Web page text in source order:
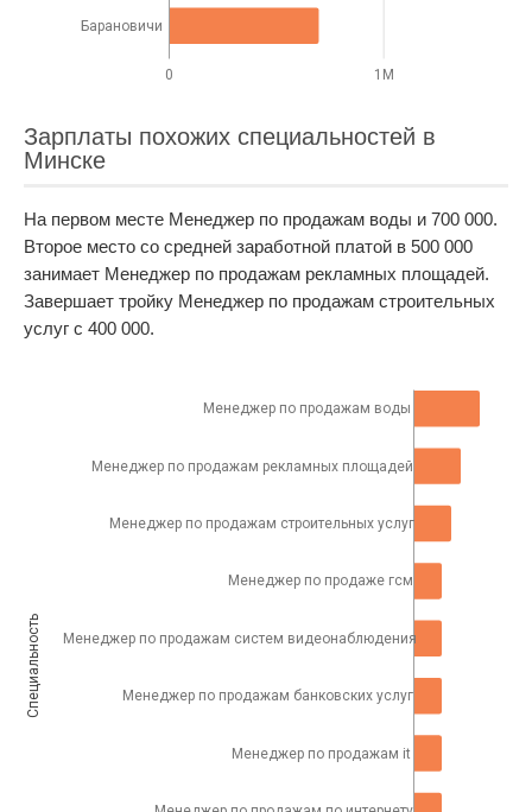
0 1M
Барановичи
Зарплаты похожих специальностей в
Минске
На первом месте Менеджер по продажам воды и 700 000.
Второе место со средней заработной платой в 500 000
занимает Менеджер по продажам рекламных площадей.
Завершает тройку Менеджер по продажам строительных
услуг с 400 000.
Менеджер по продажам воды
Менеджер по продажам рекламных площадей
Менеджер по продажам строительных услуг
Менеджер по продаже гсм
Менеджер по продажам систем видеонаблюдения
Менеджер по продажам банковских услуг
Менеджер по продажам it
Специальность